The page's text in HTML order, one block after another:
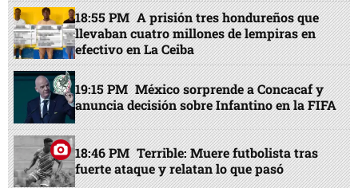
18:55 PM A prisión tres hondureños que
llevaban cuatro millones de lempiras en
efectivo en La Ceiba
19:15 PM México sorprende a Concacaf y
anuncia decisión sobre Infantino en la FIFA
18:46 PM Terrible: Muere futbolista tras
fuerte ataque y relatan lo que pasó